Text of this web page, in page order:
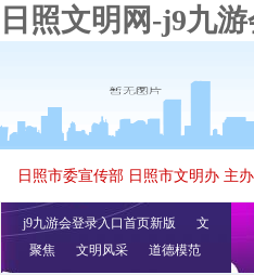
日照文明网-j9九
日照市委宣传部 日照市文明办 主办
j9九游会登录入口首页新版
文
明播报
公益视频
聚焦 文明风采 道德模范